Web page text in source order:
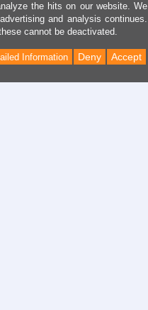
the hits on our website. We
and analysis continues.
cannot be deactivated.
Accept
Deny
Information